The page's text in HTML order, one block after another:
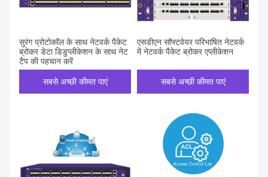
सुरंग प्रोटोकॉल के साथ नेटवर्क पैकेट
ब्रोकर डेटा डिडुप्लीकेशन के साथ नेट
टैप की पहचान करें
सबसे अच्छी कीमत पाएं
एसडीएन सॉफ्टवेयर परिभाषित नेटवर्क
में नेटवर्क पैकेट ब्रोकर एप्लीकेशन
सबसे अच्छी कीमत पाएं